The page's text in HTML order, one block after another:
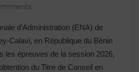
d’Administration (ENA) de
Calavi, en République du Bénin
les épreuves de la session 2026,
du Titre de Conseil en